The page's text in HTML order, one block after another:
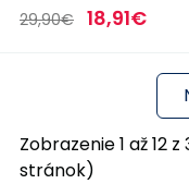
29,90€ 18,91€
Zobrazenie 1 až 12 z
stránok)